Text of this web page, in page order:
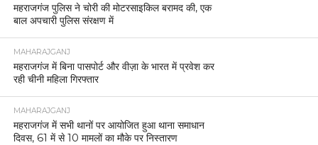
महराजगंज पुलिस ने चोरी की मोटरसाइकिल बरामद की, एक
बाल अपचारी पुलिस संरक्षण में
MAHARAJGANJ
महराजगंज में बिना पासपोर्ट और वीज़ा के भारत में प्रवेश कर
रही चीनी महिला गिरफ्तार
MAHARAJGANJ
महराजगंज में सभी थानों पर आयोजित हुआ थाना समाधान
दिवस, 61 में से 10 मामलों का मौके पर निस्तारण